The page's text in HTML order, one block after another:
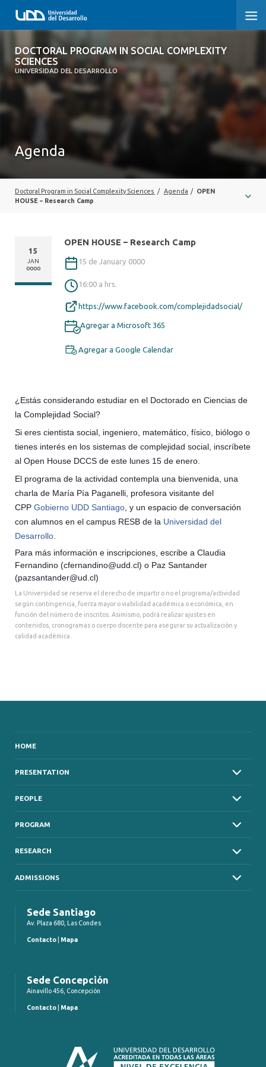
DOCTORAL PROGRAM IN SOCIAL COMPLEXITY
SCIENCES
UNIVERSIDAD DEL DESARROLLO
DOCTORAL PROGRAM IN SOCIAL
COMPLEXITY SCIENCES
PEOPLE
RESEARCH
Agenda
Doctoral Program in Social Complexity Sciences / Agenda / OPEN
HOUSE – Research Camp
OPEN HOUSE – Research Camp
15 de January 0000
16:00 a hrs.
https://www.facebook.com/complejidadsocial/
Agregar a Microsoft 365
Agregar a Google Calendar
15
JAN
0000
¿Estás considerando estudiar en el Doctorado en Ciencias de
la Complejidad Social?
Si eres cientista social, ingeniero, matemático, físico, biólogo o
tienes interés en los sistemas de complejidad social, inscríbete
al Open House DCCS de este lunes 15 de enero.
El programa de la actividad contempla una bienvenida, una
charla de María Pía Paganelli, profesora visitante del
CPP Gobierno UDD Santiago , y un espacio de conversación
con alumnos en el campus RESB de la Universidad del
Desarrollo
Para más información e inscripciones, escribe a Claudia
Fernandino (cfernandino@udd.cl) o Paz Santander
(pazsantander@ud.cl)
La Universidad se reserva el derecho de impartir o no el programa/actividad
según contingencia, fuerza mayor o viabilidad académica o económica, en
función del número de inscritos. Asimismo, podrá realizar ajustes en
contenidos, cronogramas o cuerpo docente para asegurar su actualización y
calidad académica.
HOME
PRESENTATION
PEOPLE
PROGRAM
RESEARCH
ADMISSIONS
Sede Santiago
Av. Plaza 680, Las Condes
Contacto Mapa
Sede Concepción
Ainavillo 456, Concepción
Contacto Mapa